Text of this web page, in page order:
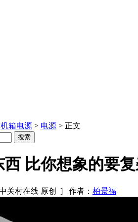
机箱电源 > 电源 > 正文
西 比你想象的要
关村在线 原创 ] 作者： 柏景福